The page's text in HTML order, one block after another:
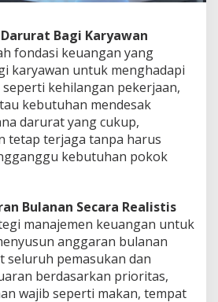
Bagi Karyawan
fondasi keuangan yang
karyawan untuk menghadapi
kehilangan pekerjaan,
kebutuhan mendesak
darurat yang cukup,
tetap terjaga tanpa harus
kebutuhan pokok
Bulanan Secara Realistis
manajemen keuangan untuk
anggaran bulanan
seluruh pemasukan dan
berdasarkan prioritas,
wajib seperti makan, tempat